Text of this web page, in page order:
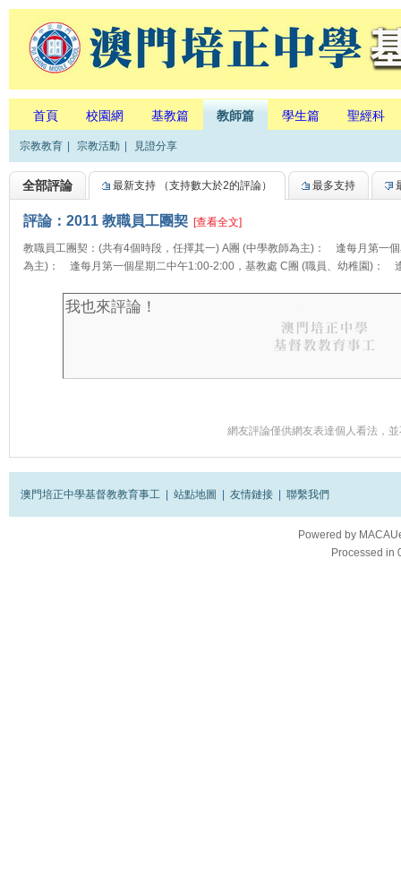
首頁 校園網 基教篇 教師篇 學生篇 聖經科
宗教教育 宗教活動 見證分享
全部評論 最新支持 （支持數大於2的評論） 最多支持
評論：2011 教職員工團契 [查看全文]
教職員工團契：(共有4個時段，任擇其一) A團 (中學教師為主)： 逢每月第一
為主)： 逢每月第一個星期二中午1:00-2:00，基教處 C團 (職員、幼稚園)：
網友評論僅供網友表達個人看法，
澳門培正中學基督教教育事工 站點地圖 友情鏈接 聯繫我們
Powered by
Processed in